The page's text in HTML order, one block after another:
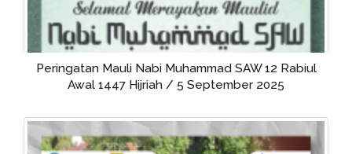
Rapat Pembentukan Tim Operasi Penertiban
Sambungan Ilegal (OPSI) Kolaborasi Kejaksaan